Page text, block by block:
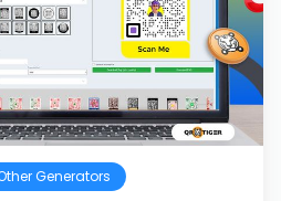
Generators